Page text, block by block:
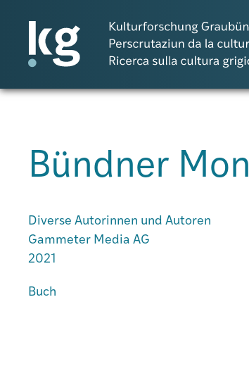
Progetti
Persone
Bündner
Diverse Autorinnen und Autoren
Gammeter Media AG
2021
Buch